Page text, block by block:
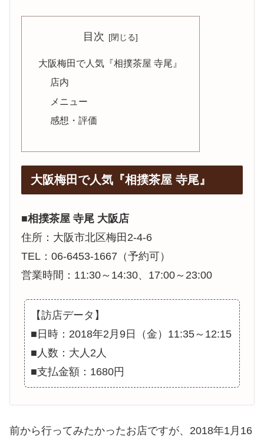
目次
大阪梅田で人気『相撲茶屋 寺尾』
店内
メニュー
感想・評価
大阪梅田で人気『相撲茶屋 寺尾』
■相撲茶屋 寺尾 大阪店
住所：大阪市北区梅田2-4-6
TEL：06-6453-1667（予約可）
営業時間：11:30～14:30、17:00～23:00
【訪店データ】
■日時：2018年2月9日（金）11:35～12:15
■人数：大人2人
■支払金額：1680円
前から行ってみたかったお店ですが、2018年1月16